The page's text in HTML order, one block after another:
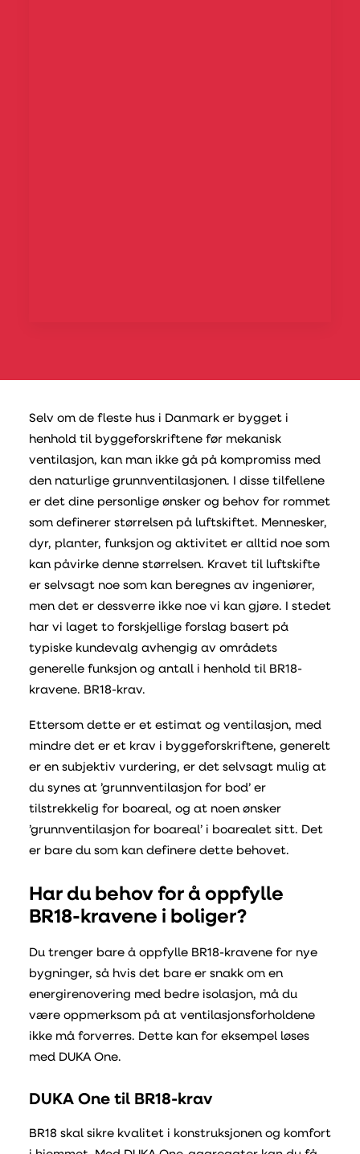
Selv om de fleste hus i Danmark er bygget i
henhold til byggeforskriftene før mekanisk
ventilasjon, kan man ikke gå på kompromiss med
den naturlige grunnventilasjonen. I disse tilfellene
er det dine personlige ønsker og behov for rommet
som definerer størrelsen på luftskiftet. Mennesker,
dyr, planter, funksjon og aktivitet er alltid noe som
kan påvirke denne størrelsen. Kravet til luftskifte
er selvsagt noe som kan beregnes av ingeniører,
men det er dessverre ikke noe vi kan gjøre. I stedet
har vi laget to forskjellige forslag basert på
typiske kundevalg avhengig av områdets
generelle funksjon og antall i henhold til BR18-
kravene. BR18-krav.
Ettersom dette er et estimat og ventilasjon, med
mindre det er et krav i byggeforskriftene, generelt
er en subjektiv vurdering, er det selvsagt mulig at
du synes at ’grunnventilasjon for bod’ er
tilstrekkelig for boareal, og at noen ønsker
’grunnventilasjon for boareal’ i boarealet sitt. Det
er bare du som kan definere dette behovet.
Har du behov for å oppfylle
BR18-kravene i boliger?
Du trenger bare å oppfylle BR18-kravene for nye
bygninger, så hvis det bare er snakk om en
energirenovering med bedre isolasjon, må du
være oppmerksom på at ventilasjonsforholdene
ikke må forverres. Dette kan for eksempel løses
med DUKA One.
DUKA One til BR18-krav
BR18 skal sikre kvalitet i konstruksjonen og komfort